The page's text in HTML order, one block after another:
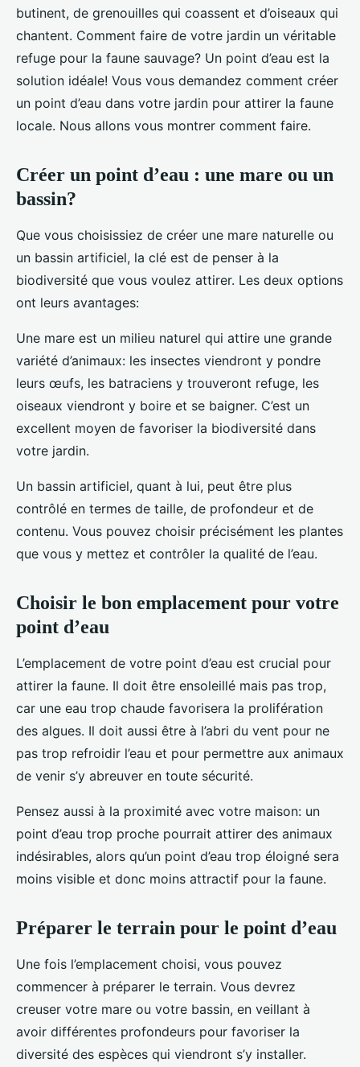
Lisa•7 octobre 2024•5 min de lecture
butinent, de grenouilles qui coassent et d’oiseaux qui
chantent. Comment faire de votre jardin un véritable
refuge pour la faune sauvage? Un point d’eau est la
solution idéale! Vous vous demandez comment créer
un point d’eau dans votre jardin pour attirer la faune
locale. Nous allons vous montrer comment faire.
Créer un point d’eau : une mare ou un
bassin?
Que vous choisissiez de créer une mare naturelle ou
un bassin artificiel, la clé est de penser à la
biodiversité que vous voulez attirer. Les deux options
ont leurs avantages:
Une mare est un milieu naturel qui attire une grande
variété d’animaux: les insectes viendront y pondre
leurs œufs, les batraciens y trouveront refuge, les
oiseaux viendront y boire et se baigner. C’est un
excellent moyen de favoriser la biodiversité dans
votre jardin.
Un bassin artificiel, quant à lui, peut être plus
contrôlé en termes de taille, de profondeur et de
contenu. Vous pouvez choisir précisément les plantes
que vous y mettez et contrôler la qualité de l’eau.
Choisir le bon emplacement pour votre
point d’eau
L’emplacement de votre point d’eau est crucial pour
attirer la faune. Il doit être ensoleillé mais pas trop,
car une eau trop chaude favorisera la prolifération
des algues. Il doit aussi être à l’abri du vent pour ne
pas trop refroidir l’eau et pour permettre aux animaux
de venir s’y abreuver en toute sécurité.
Pensez aussi à la proximité avec votre maison: un
point d’eau trop proche pourrait attirer des animaux
indésirables, alors qu’un point d’eau trop éloigné sera
moins visible et donc moins attractif pour la faune.
Préparer le terrain pour le point d’eau
Une fois l’emplacement choisi, vous pouvez
commencer à préparer le terrain. Vous devrez
creuser votre mare ou votre bassin, en veillant à
avoir différentes profondeurs pour favoriser la
diversité des espèces qui viendront s’y installer.